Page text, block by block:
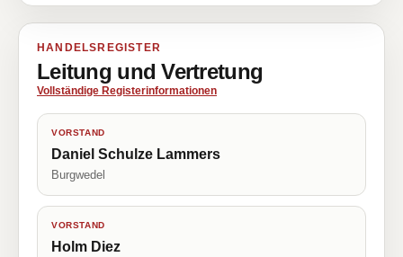
HANDELSREGISTER
Leitung und Vertretung
Vollständige Registerinformationen
VORSTAND
Daniel Schulze Lammers
Burgwedel
VORSTAND
Holm Diez